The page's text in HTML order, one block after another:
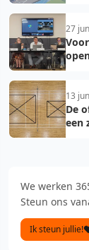
27
13
De
een
We werken
Steun ons
Ik steun jullie!